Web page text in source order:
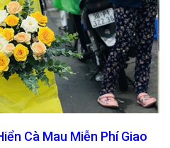
Cà Mau Miễn Phí Giao